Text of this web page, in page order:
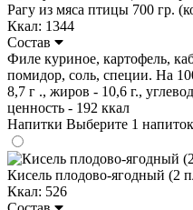
Рагу из мяса птицы 700 гр.
Ккал: 1344
Состав
Филе куриное, картофель,
помидор, соль, специи. На
8,7 г ., жиров - 10,6 г.,
ценность - 192 ккал
Напитки Выберите 1 напиток
Кисель плодово-ягодный (2
Ккал: 526